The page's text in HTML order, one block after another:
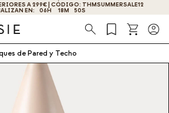
DESCUENTO AL SUSCRIBIRTE AHORA!
Búsqueda
de Pared y Techo